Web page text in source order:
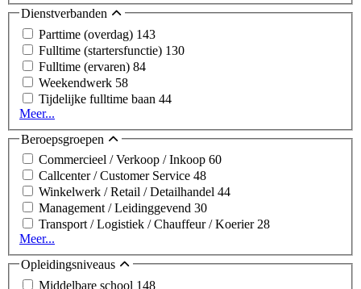
Dienstverbanden
Parttime (overdag) 143
Fulltime (startersfunctie) 130
Fulltime (ervaren) 84
Weekendwerk 58
Tijdelijke fulltime baan 44
Meer...
Beroepsgroepen
Commercieel / Verkoop / Inkoop 60
Callcenter / Customer Service 48
Winkelwerk / Retail / Detailhandel 44
Management / Leidinggevend 30
Transport / Logistiek / Chauffeur / Koerier 28
Meer...
Opleidingsniveaus
Middelbare school 148